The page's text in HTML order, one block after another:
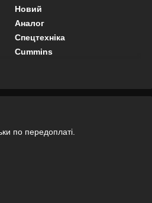
Новий
Аналог
Спецтехніка
Cummins
по передоплаті.